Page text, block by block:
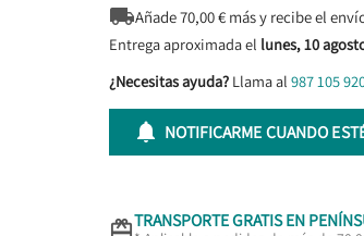
Añade70,00€ más y recibe el
Entrega aproximada el lunes, 10
¿Necesitas ayuda? Llama al 987 105
 NOTIFICARME CUANDO
TRANSPORTE GRATIS EN